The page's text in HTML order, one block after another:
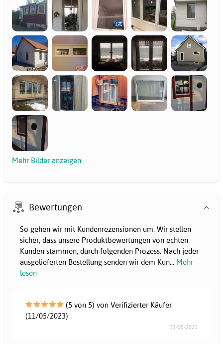
Mehr Bilder anzeigen
Bewertungen
So gehen wir mit Kundenrezensionen um: Wir stellen
sicher, dass unsere Produktbewertungen von echten
Kunden stammen, durch folgenden Prozess: Nach jeder
ausgelieferten Bestellung senden wir dem Kun... Mehr
lesen
(5 von 5) von Verifizierter Käufer
(11/05/2023)
11/05/2023